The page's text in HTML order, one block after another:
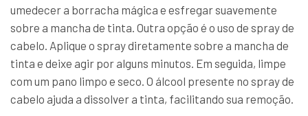
umedecer a borracha mágica e esfregar suavemente
sobre a mancha de tinta. Outra opção é o uso de spray de
cabelo. Aplique o spray diretamente sobre a mancha de
tinta e deixe agir por alguns minutos. Em seguida, limpe
com um pano limpo e seco. O álcool presente no spray de
cabelo ajuda a dissolver a tinta, facilitando sua remoção.